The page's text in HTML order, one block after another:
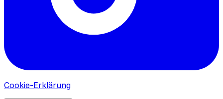
Cookie-Erklärung